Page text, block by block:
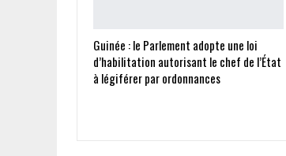
Guinée : le Parlement adopte une loi
d’habilitation autorisant le chef de l’État
à légiférer par ordonnances